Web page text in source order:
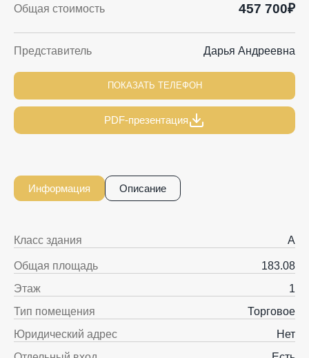
Общая стоимость
457 700₽
Представитель Дарья Андреевна
ПОКАЗАТЬ ТЕЛЕФОН
PDF-презентация
Информация Описание
Класс здания A
Общая площадь
183.08
Этаж
1
Тип помещения
Торговое
Юридический адрес
Нет